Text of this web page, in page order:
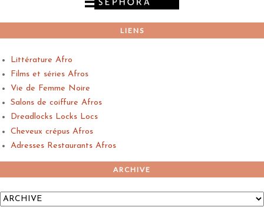
LIENS
Littérature Afro
Films et séries Afros
Vie de Femme Noire
Salons de coiffure Afros
Dreadlocks Locks Locs
Cheveux crépus Afros
Adresses Restaurants Afros
ARCHIVE